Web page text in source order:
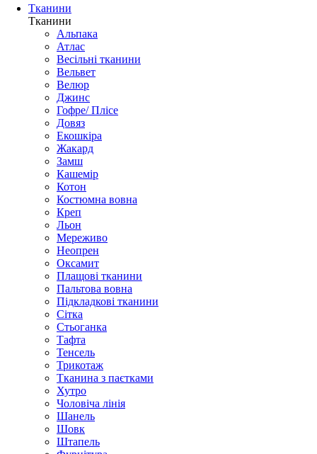
Тканини
Тканини
Альпака
Атлас
Весільні тканини
Вельвет
Велюр
Джинс
Гофре/ Плісе
Довяз
Екошкіра
Жакард
Замш
Кашемір
Котон
Костюмна вовна
Креп
Льон
Мереживо
Неопрен
Оксамит
Плащові тканини
Пальтова вовна
Підкладкові тканини
Сітка
Стьоганка
Тафта
Тенсель
Трикотаж
Тканина з паєтками
Хутро
Чоловіча лінія
Шанель
Шовк
Штапель